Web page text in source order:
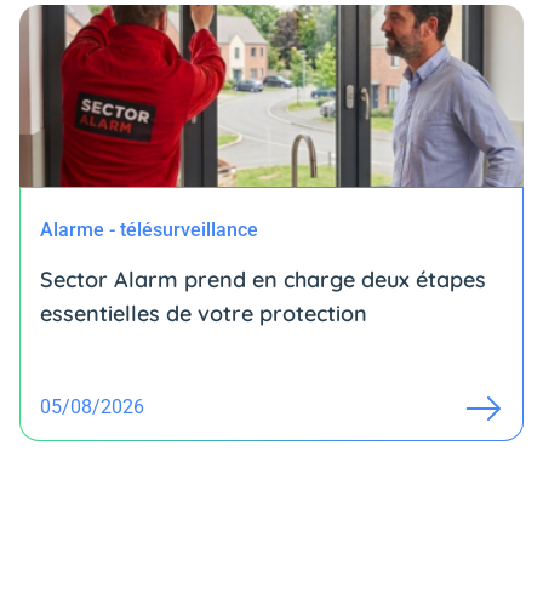
Alarme - télésurveillance
Sector Alarm prend en charge deux étapes
essentielles de votre protection
05/08/2026